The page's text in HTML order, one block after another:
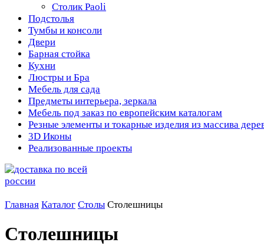
Столик Paoli
Подстолья
Тумбы и консоли
Двери
Барная стойка
Кухни
Люстры и Бра
Мебель для сада
Предметы интерьера, зеркала
Мебель под заказ по европейским каталогам
Резные элементы и токарные изделия из массива
3D Иконы
Реализованные проекты
Главная Каталог Столы Столешницы
Столешницы